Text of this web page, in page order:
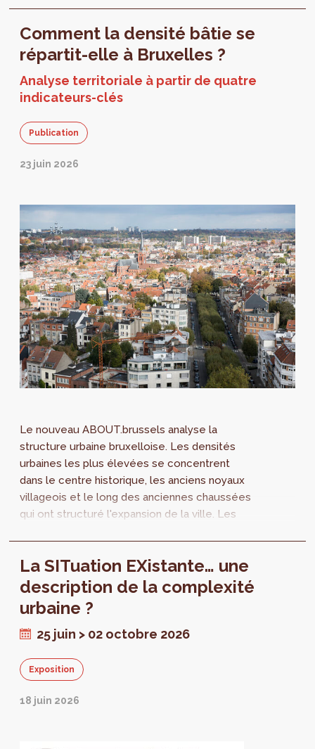
Comment la densité bâtie se
répartit-elle à Bruxelles ?
Analyse territoriale à partir de quatre
indicateurs-clés
Publication
23 juin 2026
Le nouveau ABOUT.brussels analyse la
structure urbaine bruxelloise. Les densités
urbaines les plus élevées se concentrent
dans le centre historique, les anciens noyaux
villageois et le long des anciennes chaussées
qui ont structuré l'expansion de la ville. Les
bureaux, par exemple, présentent
généralement des densités élevées, tandis
que les zones productives combinent
souvent une forte emprise au sol avec des
bâtiments peu élevés.
La SITuation EXistante… une
description de la complexité
urbaine ?
25 juin > 02 octobre 2026
Exposition
18 juin 2026